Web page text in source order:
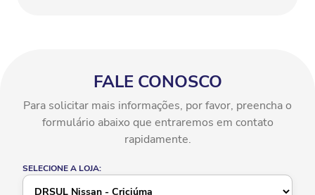
FALE CONOSCO
Para solicitar mais informações, por favor, preencha o
formulário abaixo que entraremos em contato
rapidamente.
SELECIONE A LOJA: